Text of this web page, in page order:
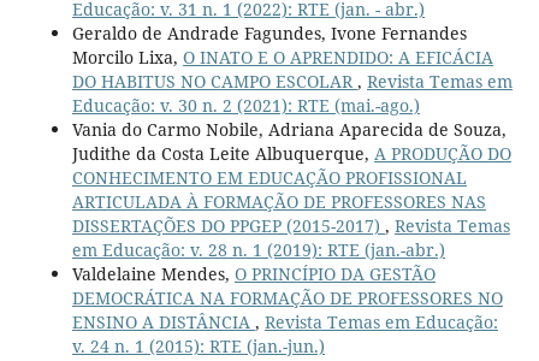
Educação: v. 31 n. 1 (2022): RTE (jan. - abr.)
Geraldo de Andrade Fagundes, Ivone Fernandes
Morcilo Lixa, O INATO E O APRENDIDO: A EFICÁCIA
DO HABITUS NO CAMPO ESCOLAR, Revista Temas em
Educação: v. 30 n. 2 (2021): RTE (mai.-ago.)
Vania do Carmo Nobile, Adriana Aparecida de Souza,
Judithe da Costa Leite Albuquerque, A PRODUÇÃO DO
CONHECIMENTO EM EDUCAÇÃO PROFISSIONAL
ARTICULADA À FORMAÇÃO DE PROFESSORES NAS
DISSERTAÇÕES DO PPGEP (2015-2017) , Revista Temas
em Educação: v. 28 n. 1 (2019): RTE (jan.-abr.)
Valdelaine Mendes, O PRINCÍPIO DA GESTÃO
DEMOCRÁTICA NA FORMAÇÃO DE PROFESSORES NO
ENSINO A DISTÂNCIA , Revista Temas em Educação:
v. 24 n. 1 (2015): RTE (jan.-jun.)